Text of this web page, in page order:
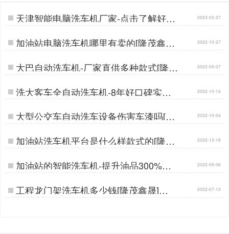
天津智能电脑洗车机厂家-点击了解好口
碑厂家[隆茂鑫晟]…
2023-03-27
加油站电脑洗车机哪里有卖的[隆茂鑫晟]
…
2022-10-27
大巴自动洗车机-厂家直供多种款式[隆茂
鑫晟]…
2022-05-07
洗大客车全自动洗车机-8年好口碑实力
厂家[隆茂鑫晟]…
2022-10-14
大型公交车自动洗车设备伤害车漆吗[隆
茂鑫晟]…
2022-10-04
加油站洗车机平台是什么样款式的[隆茂
鑫晟]…
2022-12-19
加油站的智能洗车机-提升油品300%销
量[隆茂鑫晟]…
2022-09-06
工程龙门架洗车机多少钱[隆茂鑫晟]… 2022-07-13